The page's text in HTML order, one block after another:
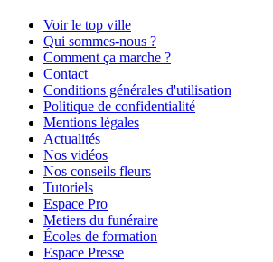
Voir le top ville
Qui sommes-nous ?
Comment ça marche ?
Contact
Conditions générales d'utilisation
Politique de confidentialité
Mentions légales
Actualités
Nos vidéos
Nos conseils fleurs
Tutoriels
Espace Pro
Metiers du funéraire
Écoles de formation
Espace Presse